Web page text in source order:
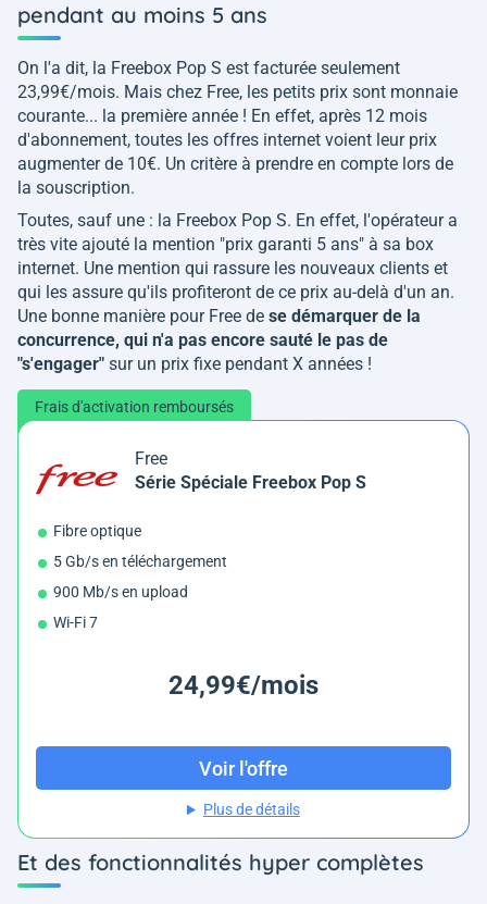
pendant au moins 5 ans
On l'a dit, la Freebox Pop S est facturée seulement
23,99€/mois. Mais chez Free, les petits prix sont monnaie
courante... la première année ! En effet, après 12 mois
d'abonnement, toutes les offres internet voient leur prix
augmenter de 10€. Un critère à prendre en compte lors de
la souscription.
Toutes, sauf une : la Freebox Pop S. En effet, l'opérateur a
très vite ajouté la mention "prix garanti 5 ans" à sa box
internet. Une mention qui rassure les nouveaux clients et
qui les assure qu'ils profiteront de ce prix au-delà d'un an.
Une bonne manière pour Free de se démarquer de la
concurrence, qui n'a pas encore sauté le pas de
"s'engager" sur un prix fixe pendant X années !
Frais d'activation remboursés
Free
Série Spéciale Freebox Pop S
Fibre optique
5 Gb/s en téléchargement
900 Mb/s en upload
Wi-Fi 7
24,99€/mois
Voir l'offre
Plus de détails
Et des fonctionnalités hyper complètes